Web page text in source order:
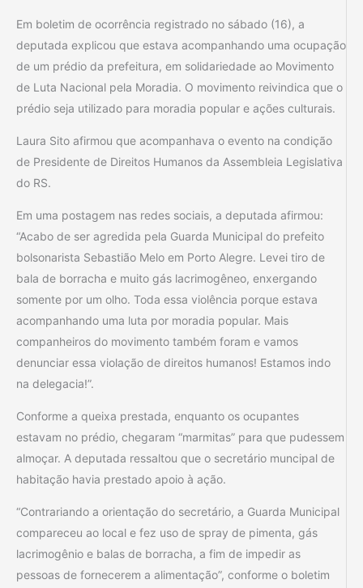
Em boletim de ocorrência registrado no sábado (16), a
deputada explicou que estava acompanhando uma ocupação
de um prédio da prefeitura, em solidariedade ao Movimento
de Luta Nacional pela Moradia. O movimento reivindica que o
prédio seja utilizado para moradia popular e ações culturais.
Laura Sito afirmou que acompanhava o evento na condição
de Presidente de Direitos Humanos da Assembleia Legislativa
do RS.
Em uma postagem nas redes sociais, a deputada afirmou:
“Acabo de ser agredida pela Guarda Municipal do prefeito
bolsonarista Sebastião Melo em Porto Alegre. Levei tiro de
bala de borracha e muito gás lacrimogêneo, enxergando
somente por um olho. Toda essa violência porque estava
acompanhando uma luta por moradia popular. Mais
companheiros do movimento também foram e vamos
denunciar essa violação de direitos humanos! Estamos indo
na delegacia!”.
Conforme a queixa prestada, enquanto os ocupantes
estavam no prédio, chegaram “marmitas” para que pudessem
almoçar. A deputada ressaltou que o secretário muncipal de
habitação havia prestado apoio à ação.
“Contrariando a orientação do secretário, a Guarda Municipal
compareceu ao local e fez uso de spray de pimenta, gás
lacrimogênio e balas de borracha, a fim de impedir as
pessoas de fornecerem a alimentação”, conforme o boletim